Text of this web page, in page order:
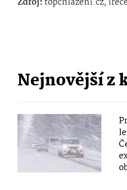
Nejnovější z